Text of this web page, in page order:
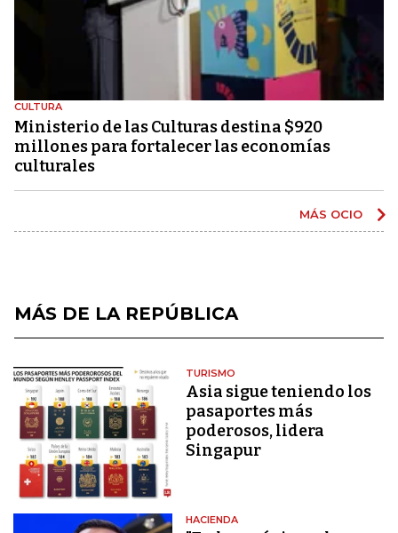
CULTURA
Ministerio de las Culturas destina $920
millones para fortalecer las economías
culturales
MÁS OCIO
MÁS DE LA REPÚBLICA
TURISMO
Asia sigue teniendo los
pasaportes más
poderosos, lidera
Singapur
HACIENDA